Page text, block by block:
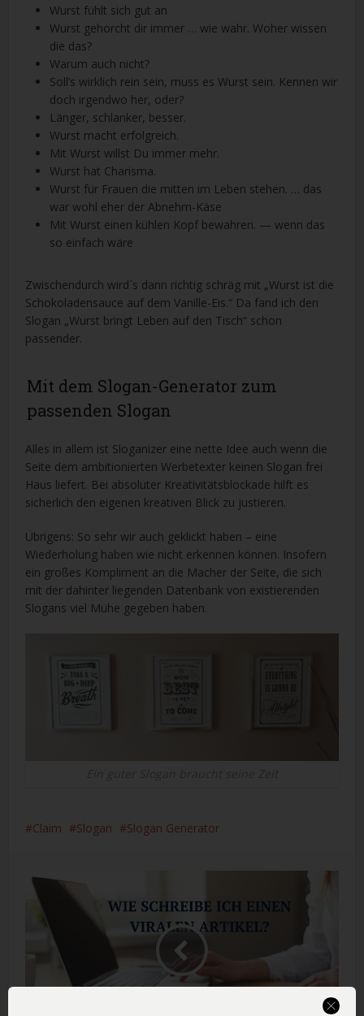
Wurst fühlt sich gut an
Wurst gehorcht dir immer … wie wahr. Woher wissen
die das?
Warum auch nicht?
Soll’s wirklich rein sein, muss es Wurst sein. Kennen wir
doch irgendwo her, oder?
Länger, schlanker, besser.
Wurst macht erfolgreich.
Mit Wurst willst Du immer mehr.
Wurst hat Charisma.
Wurst für Frauen die mitten im Leben stehen. … das
war wohl eher der Abnehm-Käse
Mit Wurst einen kühlen Kopf bewahren. — wenn das
so einfach wäre
Zwischendurch wird`s dann richtig schräg mit „Wurst ist die
Schokoladensauce auf dem Vanille-Eis.“ Da fand ich den
Slogan „Wurst bringt Leben auf den Tisch“ schon
passender.
Mit dem Slogan-Generator zum
passenden Slogan
Alles in allem ist Sloganizer eine nette Idee auch wenn die
Seite dem ambitionierten Werbetexter keinen Slogan frei
Haus liefert. Bei absoluter Kreativitätsblockade hilft es
sicherlich den eigenen kreativen Blick zu justieren.
Übrigens: So sehr wir auch geklickt haben – eine
Wiederholung haben wie nicht erkennen können. Insofern
ein großes Kompliment an die Macher der Seite, die sich
mit der dahinter liegenden Datenbank von existierenden
Slogans viel Mühe gegeben haben.
Claim Slogan Slogan Generator